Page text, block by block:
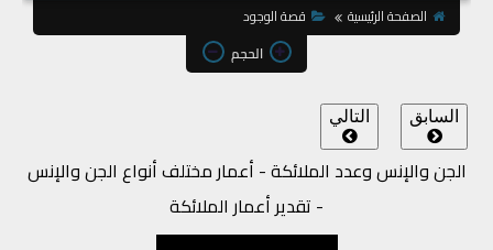
الصفحة الرئيسية
قصة الوجود
الحجم
السابق التالي
الجن والإنس وعدد الملائكة - أعمار مختلف أنواع الجن والإنس
- تقدير أعمار الملائكة